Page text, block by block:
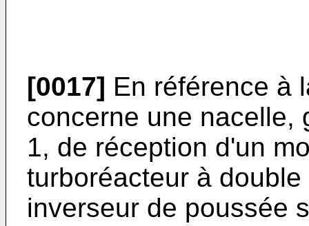
[0017] En référence à
concerne une nacelle,
1, de réception d'un
turboréacteur à
inverseur de poussée